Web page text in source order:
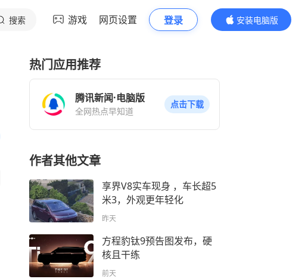
搜索 游戏 网页设置 登录
安装电脑版
内容更精彩
热门应用推荐
腾讯新闻·电脑版
全网热点早知道
点击下载
作者其他文章
享界V8实车现身 ，车长超5
米3，外观更年轻化
昨天
方程豹钛9预告图发布，硬
核且干练
前天